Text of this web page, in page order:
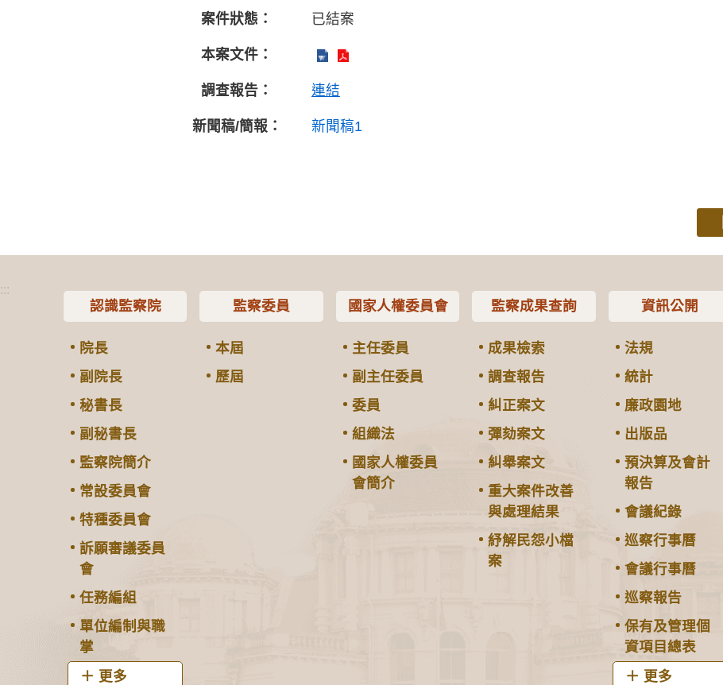
案件狀態： 已結案
本案文件：
調查報告： 連結
新聞稿/簡報： 新聞稿1
:::
認識監察院
院長
副院長
秘書長
副秘書長
監察院簡介
常設委員會
特種委員會
訴願審議委員
會
任務編組
單位編制與職
掌
更多
監察委員
本屆
歷屆
國家人權委員會
主任委員
副主任委員
委員
組織法
國家人權委員
會簡介
監察成果查詢
成果檢索
調查報告
糾正案文
彈劾案文
糾舉案文
重大案件改善
與處理結果
紓解民怨小檔
案
資訊公開
法規
統計
廉政園地
出版品
預決算及會計
報告
會議紀錄
巡察行事曆
會議行事曆
巡察報告
保有及管理個
資項目總表
更多